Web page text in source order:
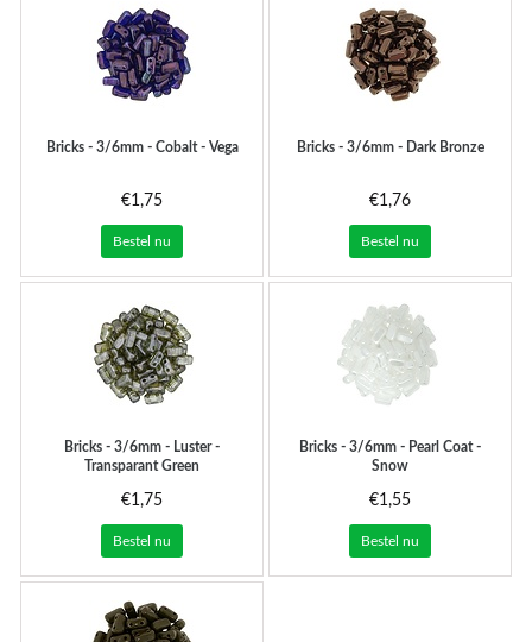
Bricks - 3/6mm - Cobalt - Vega
€1,75
Bestel nu
Bricks - 3/6mm - Dark Bronze
€1,76
Bestel nu
Bricks - 3/6mm - Luster -
Transparant Green
€1,75
Bestel nu
Bricks - 3/6mm - Pearl Coat -
Snow
€1,55
Bestel nu